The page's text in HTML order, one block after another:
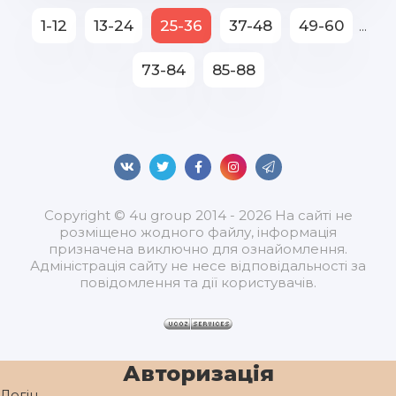
1-12 13-24 25-36 37-48 49-60 ...
73-84 85-88
Copyright © 4u group 2014 - 2026 На сайті не
розміщено жодного файлу, інформація
призначена виключно для ознайомлення.
Адміністрація сайту не несе відповідальності за
повідомлення та дії користувачів.
Авторизація